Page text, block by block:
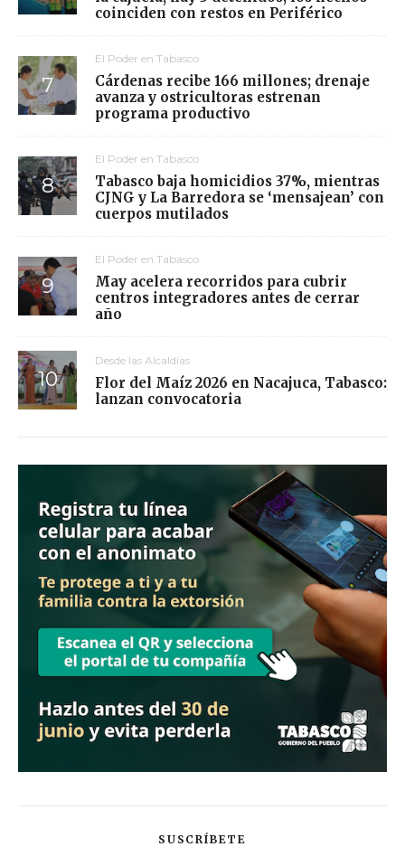
coinciden con restos en Periférico
El Poder en Tabasco
Cárdenas recibe 166 millones; drenaje
avanza y ostricultoras estrenan
programa productivo
El Poder en Tabasco
Tabasco baja homicidios 37%, mientras
CJNG y La Barredora se ‘mensajean’ con
cuerpos mutilados
El Poder en Tabasco
May acelera recorridos para cubrir
centros integradores antes de cerrar
año
Desde las Alcaldías
Flor del Maíz 2026 en Nacajuca, Tabasco:
lanzan convocatoria
SUSCRÍBETE